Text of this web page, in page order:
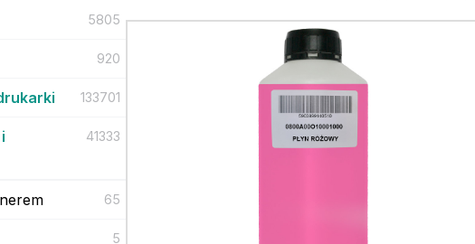
5805
920
133701
41333
65
5